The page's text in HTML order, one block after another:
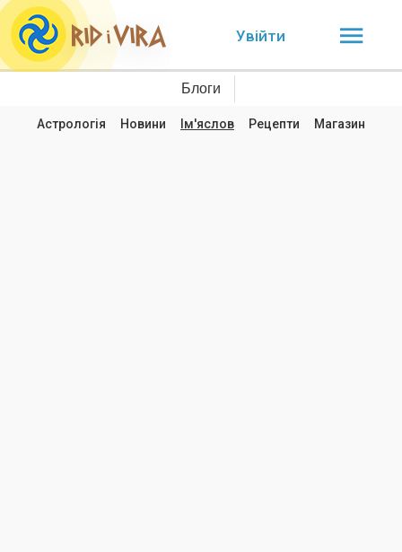
Увійти
Блоги
Астрологія Новини Ім'яслов Рецепти Магазин